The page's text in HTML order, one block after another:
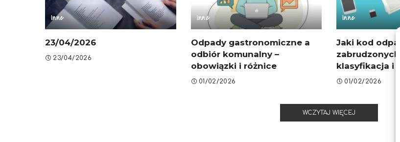
Inne
23/04/2026
23/04/2026
Inne
Odpady gastronomiczne a
odbiór komunalny –
obowiązki i różnice
01/02/2026
Inne
Jaki kod
zabrudzonych
klasyfikacja i
01/02/2026
WCZYTAJ WIĘCEJ